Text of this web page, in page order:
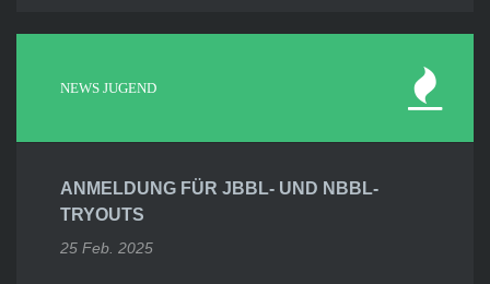
NEWS JUGEND
ANMELDUNG FÜR JBBL- UND NBBL-
TRYOUTS
25 Feb. 2025